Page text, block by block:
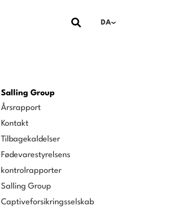
DA
Salling Group
Årsrapport
Kontakt
Tilbagekaldelser
Fødevarestyrelsens
kontrolrapporter
Salling Group
Captiveforsikringsselskab